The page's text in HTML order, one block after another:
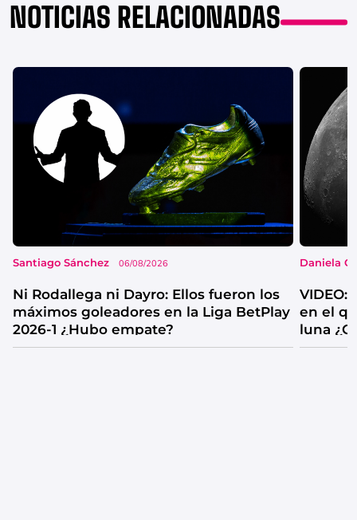
NOTICIAS RELACIONADAS
Santiago Sánchez 06/08/2026
Ni Rodallega ni Dayro: Ellos fueron los
máximos goleadores en la Liga BetPlay
2026-1 ¿Hubo empate?
Daniela
en el
luna